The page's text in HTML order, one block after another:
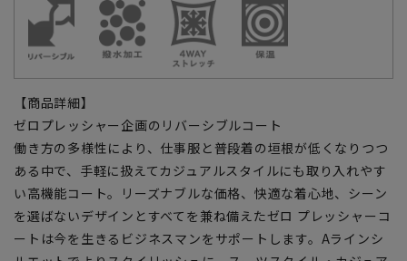
【商品詳細】
ゼロプレッシャー企画のリバーシブルコート
働き方の多様性により、仕事服と普段着の垣根が低くなりつつ
ある中で、手軽に扱えてカジュアルスタイルにも取り入れやす
い高機能コート。リーズナブルな価格、快適な着心地、シーン
を選ばないデザインとすべてを兼ね備えたゼロ プレッシャーコ
ートは今を生きるビジネスマンをサポートします。Aラインシ